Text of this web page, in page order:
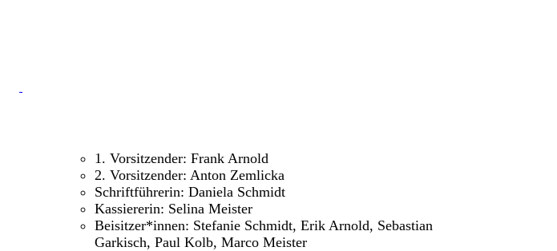
1. Vorsitzender: Frank Arnold
2. Vorsitzender: Anton Zemlicka
Schriftführerin: Daniela Schmidt
Kassiererin: Selina Meister
Beisitzer*innen: Stefanie Schmidt, Erik Arnold, Sebastian
Garkisch, Paul Kolb, Marco Meister